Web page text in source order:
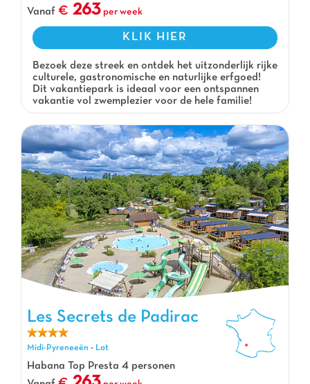
Vanaf
263 per week
KLIK HIER
Bezoek deze streek en ontdek het uitzonderlijk rijke
culturele, gastronomische en naturlijke erfgoed!
Dit vakantiepark is ideaal voor een ontspannen
vakantie vol zwemplezier voor de hele familie!
Les Secrets de Padirac, Vakantiepark Midi-Pyreneeën
Les Secrets de Padirac
Midi-Pyreneeën - Lot
Habana Top Presta 4 personen